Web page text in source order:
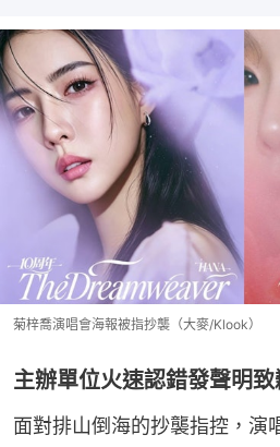
菊梓喬演唱會海報被指抄襲（大麥/Klook）
主辦單位火速認錯發聲明致
面對排山倒海的抄襲指控，演